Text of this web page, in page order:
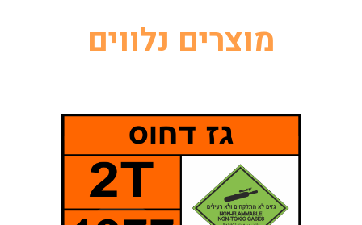
מוצרים נלווים